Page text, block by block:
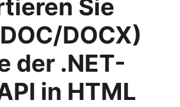
Sie
DOCX)
der .NET-
in HTML